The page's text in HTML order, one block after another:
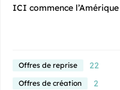
ICI commence l’Amérique
Offres de reprise 22
Offres de création 2